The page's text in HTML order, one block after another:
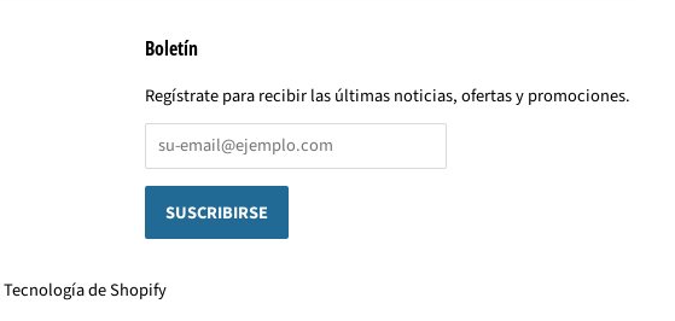
Boletín
Regístrate para recibir las últimas noticias, ofertas y promociones.
Tecnología de Shopify